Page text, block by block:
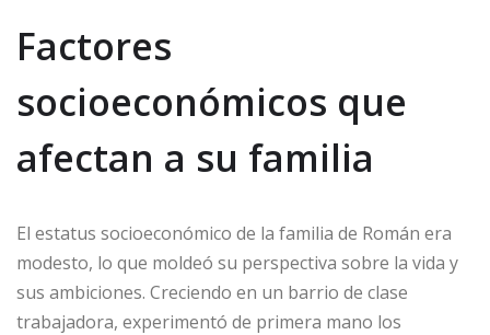
Factores
socioeconómicos que
afectan a su familia
El estatus socioeconómico de la familia de Román era
modesto, lo que moldeó su perspectiva sobre la vida y
sus ambiciones. Creciendo en un barrio de clase
trabajadora, experimentó de primera mano los